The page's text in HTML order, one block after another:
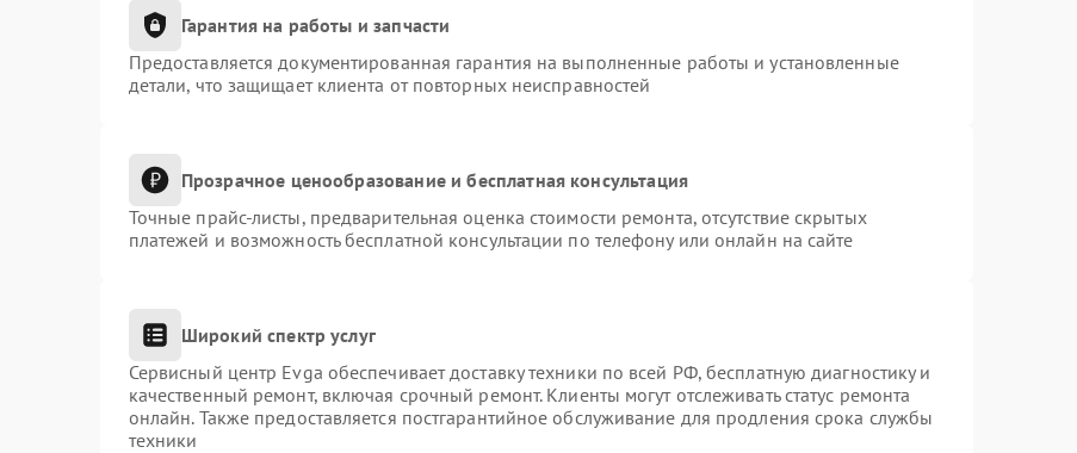
Гарантия на работы и запчасти
Предоставляется документированная гарантия на выполненные работы и установленные
детали, что защищает клиента от повторных неисправностей
Прозрачное ценообразование и бесплатная консультация
Точные прайс-листы, предварительная оценка стоимости ремонта, отсутствие скрытых
платежей и возможность бесплатной консультации по телефону или онлайн на сайте
Широкий спектр услуг
Сервисный центр Evga обеспечивает доставку техники по всей РФ, бесплатную диагностику и
качественный ремонт, включая срочный ремонт. Клиенты могут отслеживать статус ремонта
онлайн. Также предоставляется постгарантийное обслуживание для продления срока службы
техники